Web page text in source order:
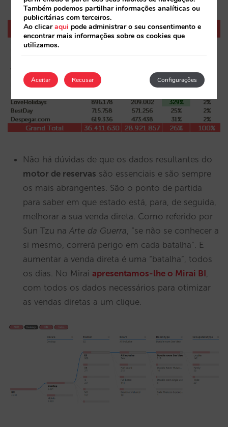
Não há dúvidas de que os dados resultantes do
motor de reservas são essenciais e são sempre
os mais abrangentes. São o ponto de partida
para saber em que estado está, para, de seguida,
melhorar a sua venda direta. Como referido por
Sun Tzu na Arte da Guerra , “se não se conhecer a
si mesmo, correrá perigo em cada batalha”. E
aumentar a venda direta é uma “batalha”, todos
os dias. No Mirai apresentamos-lhe o Mirai BI
com todos os dados necessários para otimizar
as vendas diretas a um clique.
Também podemos partilhar informações analíticas ou
publicitárias com terceiros.
Ao clicaraqui pode administrar o seu consentimento e
encontrar mais informações sobre os cookies que
utilizamos.
Aceitar Configurações
Recusar